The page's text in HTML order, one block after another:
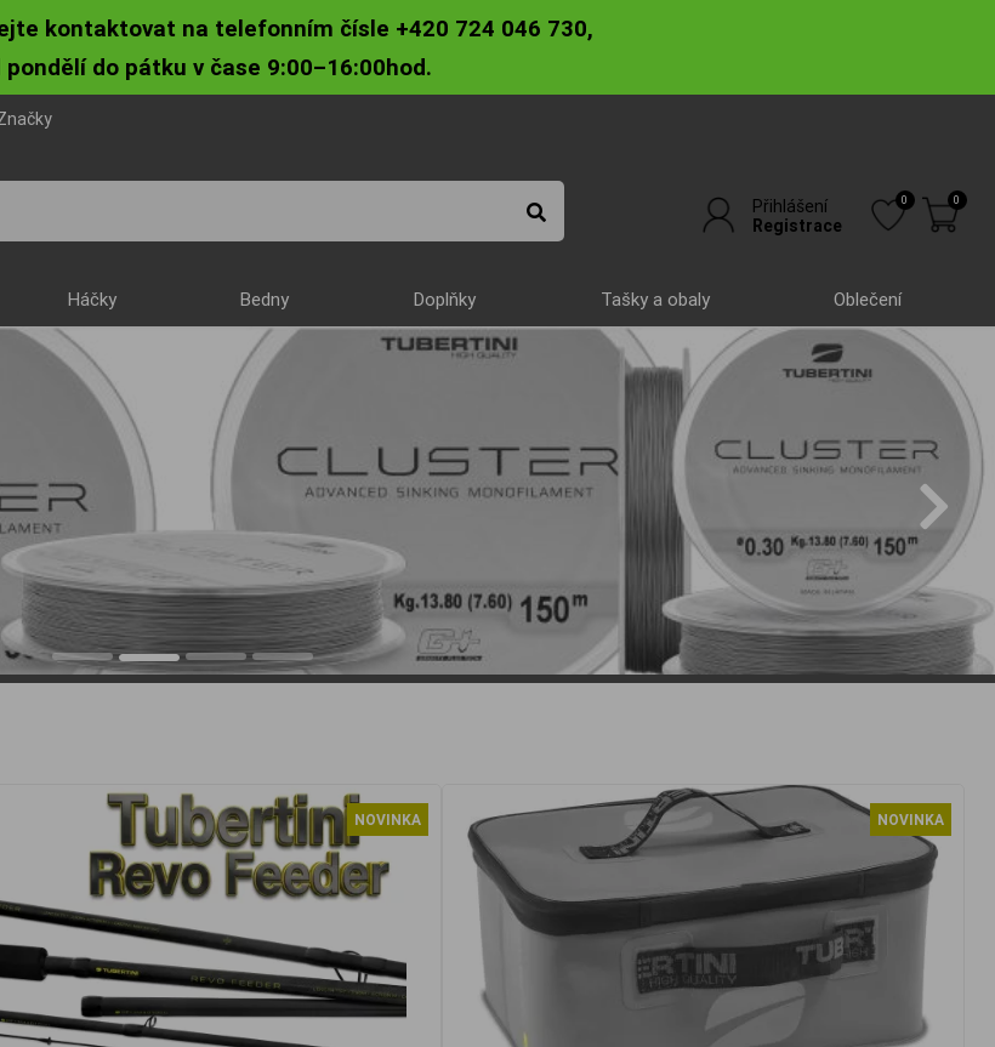
kontaktovat na telefonním čísle +420 724 046 730,
pondělí do pátku v čase 9:00–16:00hod.
Přihlášení
Registrace
0 0
Háčky Bedny Doplňky Tašky a obaly Oblečení
NOVINKA NOVINKA